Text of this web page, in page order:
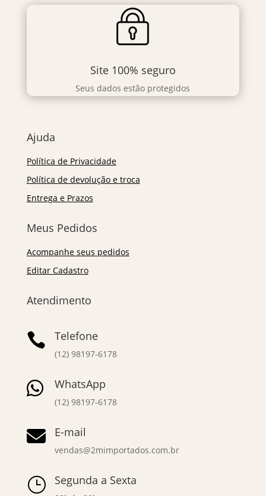
Site 100% seguro
Seus dados estão protegidos
Ajuda
Política de Privacidade
Política de devolução e troca
Entrega e Prazos
Meus Pedidos
Acompanhe seus pedidos
Editar Cadastro
Atendimento
 Telefone
(12) 98197-6178
 WhatsApp
(12) 98197-6178
 E-mail
vendas@2mimportados.com.br
} Segunda a Sexta